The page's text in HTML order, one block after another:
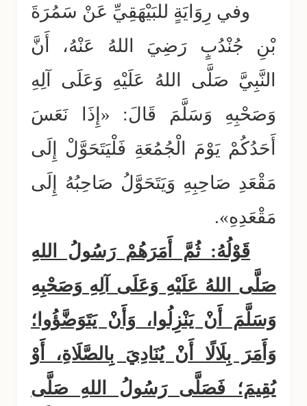
وفي رِوَايَةٍ للبَيْهَقِيِّ عَنْ سَمُرَةَ
بْنِ جُنْدُبٍ رَضِيَ اللهُ عَنْهُ، أَنَّ
النَّبِيَّ صَلَّى اللهُ عَلَيْهِ وَعَلَى آلِهِ
وَصَحْبِهِ وَسَلَّمَ قَالَ: «إِذَا نَعَسَ
أَحَدُكُمْ يَوْمَ الْجُمُعَةِ فَلْيَتَحَوَّلْ إِلَى
مَقْعَدِ صَاحِبِهِ وَيَتَحَوَّلُ صَاحِبُهُ إِلَى
مَقْعَدِهِ».
قَوْلُهُ: ثُمَّ أَمَرَهُمْ رَسُولُ اللهِ
صَلَّى اللهُ عَلَيْهِ وَعَلَى آلِهِ وَصَحْبِهِ
وَسَلَّمَ أَنْ يَنْزِلُوا، وَأَنْ يَتَوَضَّؤُوا؛
وَأَمَرَ بِلَالًا أَنْ يُنَادِيَ بِالصَّلَاةِ، أَوْ
يُقِيمَ؛ فَصَلَّى رَسُولُ اللهِ صَلَّى